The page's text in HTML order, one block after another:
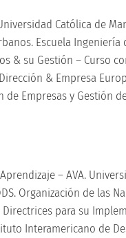
Católica de
Escuela Ingeniería
& su Gestión – Curso
& Empresa
Empresas y Gestión
– AVA.
Organización de las
para su
Interamericano de